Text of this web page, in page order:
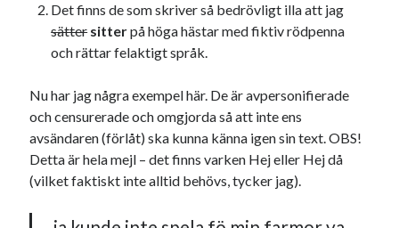
reklam resa sekrutt skola
sommar språk
Stockholm svenska tips tåg
USA
Det finns de som skriver så bedrövligt illa att jag
sätter sitterpå höga hästar med fiktiv rödpenna
och rättar felaktigt språk.
Nu har jag några exempel här. De är avpersonifierade
och censurerade och omgjorda så att inte ens
avsändaren (förlåt) ska kunna känna igen sin text. OBS!
Detta är hela mejl – det finns varken Hej eller Hej då
(vilket faktiskt inte alltid behövs, tycker jag).